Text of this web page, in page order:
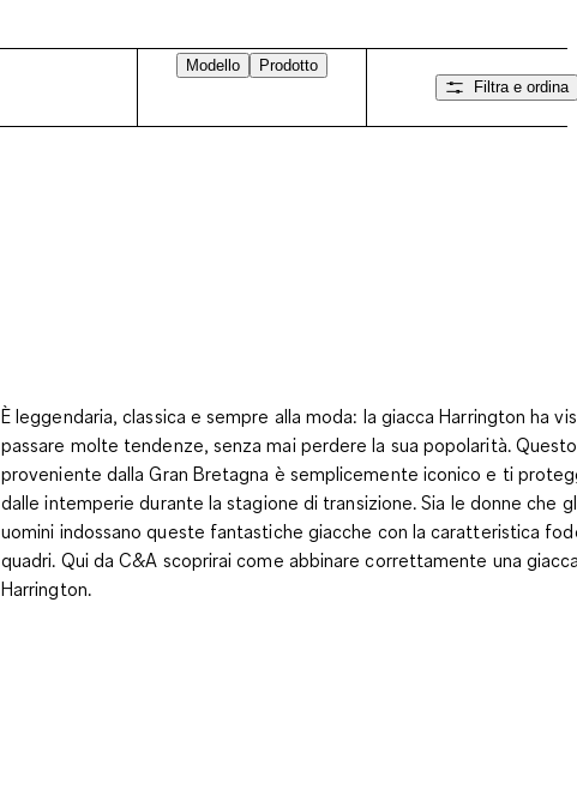
Modello
Prodotto
Filtra e ordina
È leggendaria, classica e sempre alla moda: la giacca Harrington ha
passare molte tendenze, senza mai perdere la sua popolarità.
proveniente dalla Gran Bretagna è semplicemente iconico e ti
dalle intemperie durante la stagione di transizione. Sia le donne che
uomini indossano queste fantastiche giacche con la caratteristica
quadri. Qui da C&A scoprirai come abbinare correttamente una
Harrington.